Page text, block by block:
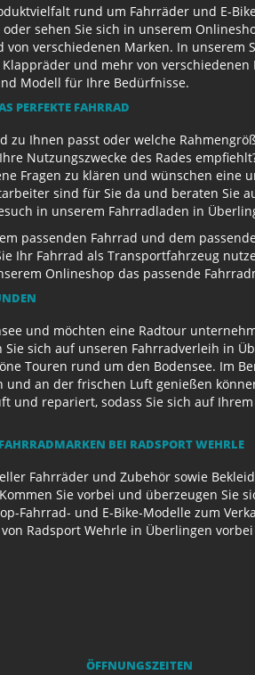
rund um Fahrräder und E-
sehen Sie sich in unserem
verschiedenen Marken. In
und mehr von
Modell für Ihre Bedürfnisse.
PERFEKTE FAHRRAD
zu Ihnen passt oder welche
Nutzungszwecke des Rades
Fragen zu klären und wünschen eine
sind für Sie da und beraten Sie
in unserem Fahrradladen in
passenden Fahrrad und dem
Ihr Fahrrad als Transportfahrzeug
Onlineshop das passende
und möchten eine Radtour
sich auf unseren Fahrradverleih in
Touren rund um den Bodensee. Im
und an der frischen Luft genießen
und repariert, sodass Sie sich auf
BEI RADSPORT WEHRLE
Fahrräder und Zubehör sowie
Sie vorbei und überzeugen
Fahrrad- und E-Bike-Modelle zum
Radsport Wehrle in Überlingen
ÖFFNUNGSZEITEN